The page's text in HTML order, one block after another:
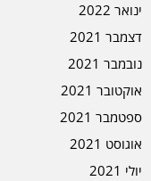
ינואר 2022
דצמבר 2021
נובמבר 2021
אוקטובר 2021
ספטמבר 2021
אוגוסט 2021
יולי 2021